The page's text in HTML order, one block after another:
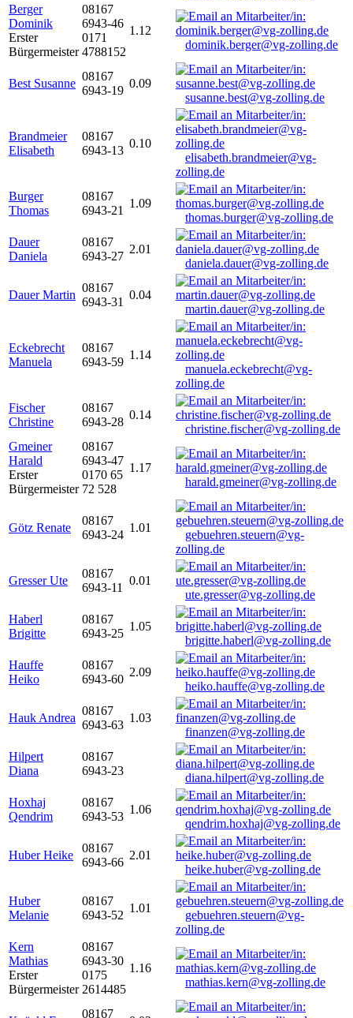
Berger
Dominik
Erster
Bürgermeister
08167
6943-46
0171
4788152
1.12
dominik.berger@vg-zolling.de
Best Susanne
08167
6943-19
0.09
susanne.best@vg-zolling.de
Brandmeier
Elisabeth
08167
6943-13
0.10
elisabeth.brandmeier@vg-
zolling.de
Burger
Thomas
08167
6943-21
1.09
thomas.burger@vg-zolling.de
Dauer
Daniela
08167
6943-27
2.01
daniela.dauer@vg-zolling.de
Dauer Martin
08167
6943-31
0.04
martin.dauer@vg-zolling.de
Eckebrecht
Manuela
08167
6943-59
1.14
manuela.eckebrecht@vg-
zolling.de
Fischer
Christine
08167
6943-28
0.14
christine.fischer@vg-zolling.de
Gmeiner
Harald
Erster
Bürgermeister
08167
6943-47
0170 65
72 528
1.17
harald.gmeiner@vg-zolling.de
Götz Renate
08167
6943-24
1.01
gebuehren.steuern@vg-
zolling.de
Gresser Ute
08167
6943-11
0.01
ute.gresser@vg-zolling.de
Haberl
Brigitte
08167
6943-25
1.05
brigitte.haberl@vg-zolling.de
Hauffe
Heiko
08167
6943-60
2.09
heiko.hauffe@vg-zolling.de
Hauk Andrea
08167
6943-63
1.03
finanzen@vg-zolling.de
Hilpert
Diana
08167
6943-23
diana.hilpert@vg-zolling.de
Hoxhaj
Qendrim
08167
6943-53
1.06
qendrim.hoxhaj@vg-zolling.de
Huber Heike
08167
6943-66
2.01
heike.huber@vg-zolling.de
Huber
Melanie
08167
6943-52
1.01
gebuehren.steuern@vg-
zolling.de
Kern
Mathias
Erster
Bürgermeister
08167
6943-30
0175
2614485
1.16
mathias.kern@vg-zolling.de
08167